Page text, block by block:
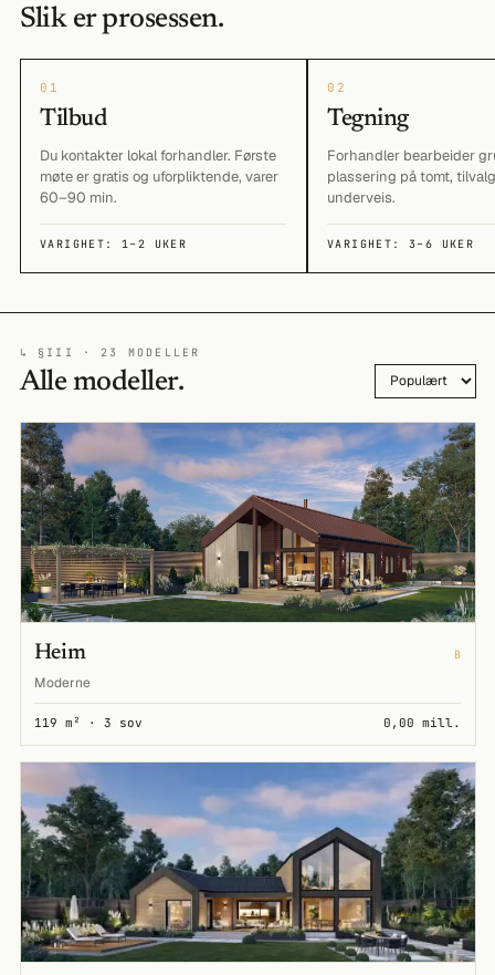
Slik er prosessen.
01
Tilbud
Du kontakter lokal forhandler. Første
møte er gratis og uforpliktende, varer
60–90 min.
VARIGHET: 1–2 UKER
02
Tegning
Forhandler bearbeider
plassering på tomt,
underveis.
VARIGHET: 3–6 UKER
↳ §III · 23 MODELLER
Alle modeller.
Heim B
Moderne
119 m² · 3 sov 0,00 mill.